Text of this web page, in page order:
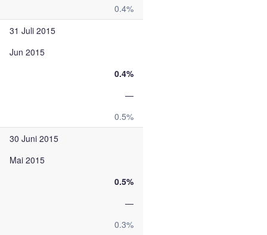
0.4%
31 Juli 2015
Jun 2015
0.4%
—
0.5%
30 Juni 2015
Mai 2015
0.5%
—
0.3%